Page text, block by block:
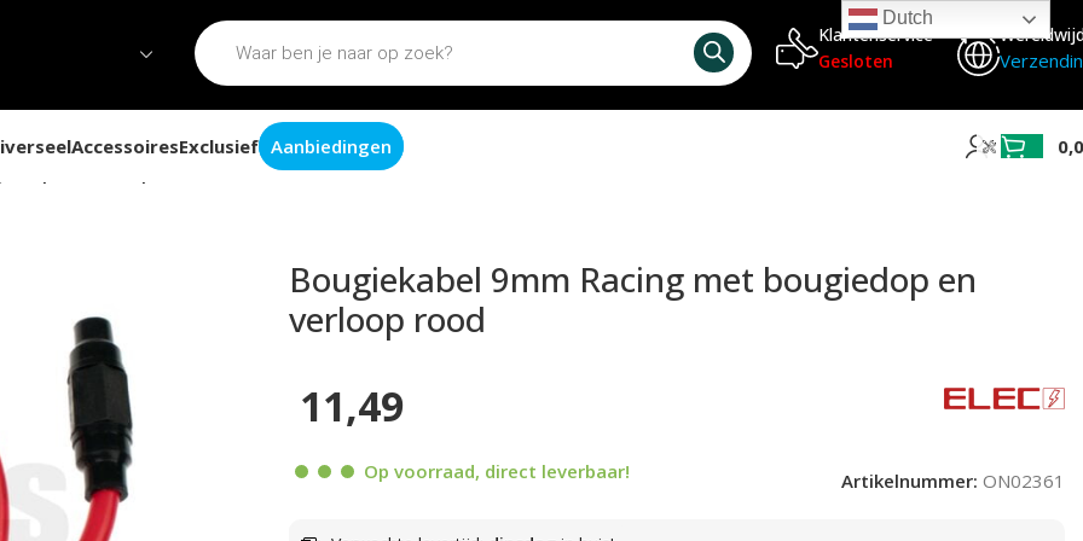
Klantenservice
Gesloten
AccessoiresExclusief Aanbiedingen
Bougiekabel 9mm Racing met bougiedop en
verloop rood
11,49
Op voorraad, direct leverbaar! Artikelnummer: ON02361
Dutch